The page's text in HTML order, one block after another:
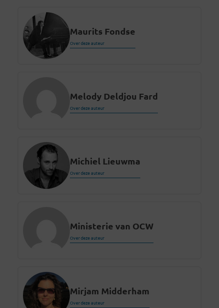
Maurits Fondse
Over deze auteur
Melody Deldjou Fard
Over deze auteur
Michiel Lieuwma
Over deze auteur
Ministerie van OCW
Over deze auteur
Mirjam Midderham
Over deze auteur